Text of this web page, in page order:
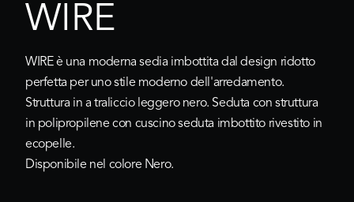
WIRE
WIRE è una moderna sedia imbottita dal design ridotto
perfetta per uno stile moderno dell'arredamento.
Struttura in a traliccio leggero nero. Seduta con struttura
in polipropilene con cuscino seduta imbottito rivestito in
ecopelle.
Disponibile nel colore Nero.